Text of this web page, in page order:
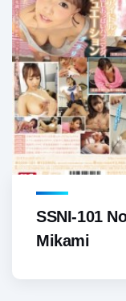
SSNI-101
Mikami